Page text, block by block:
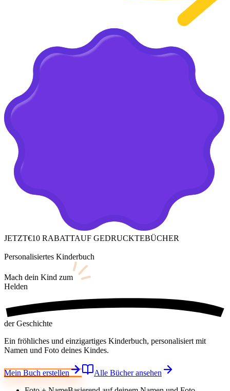
JETZT€10 RABATTAUF GEDRUCKTEBÜCHER
Personalisiertes Kinderbuch
Mach dein Kind zum
Helden
der Geschichte
Ein fröhliches und einzigartiges Kinderbuch, personalisiert mit
Namen und Foto deines Kindes.
Mein Buch erstellen
Alle Bücher ansehen